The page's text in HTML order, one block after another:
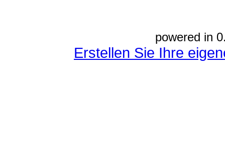
powered in
Erstellen Sie Ihre